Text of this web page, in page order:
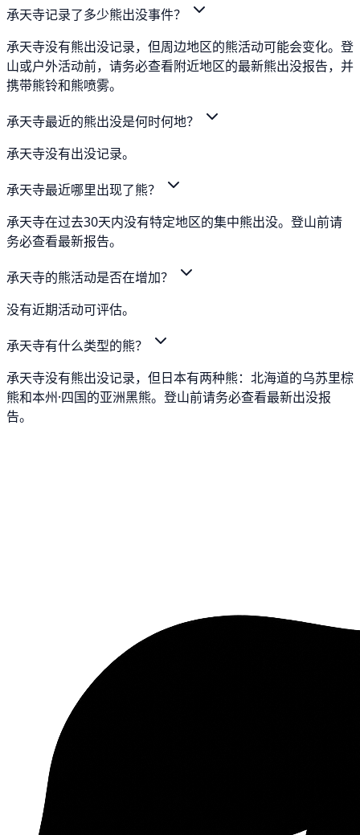
承天寺记录了多少熊出没事件？
承天寺没有熊出没记录，但周边地区的熊活动可能会变化。登
山或户外活动前，请务必查看附近地区的最新熊出没报告，并
携带熊铃和熊喷雾。
承天寺最近的熊出没是何时何地？
承天寺没有出没记录。
承天寺最近哪里出现了熊？
承天寺在过去30天内没有特定地区的集中熊出没。登山前请
务必查看最新报告。
承天寺的熊活动是否在增加？
没有近期活动可评估。
承天寺有什么类型的熊？
承天寺没有熊出没记录，但日本有两种熊：北海道的乌苏里棕
熊和本州·四国的亚洲黑熊。登山前请务必查看最新出没报
告。